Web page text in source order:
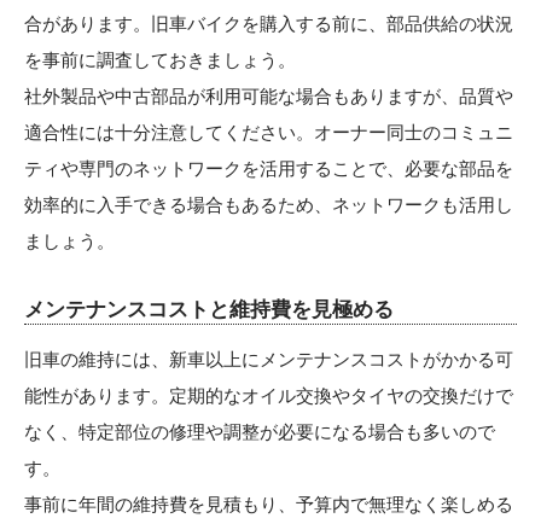
合があります。旧車バイクを購入する前に、部品供給の状況
を事前に調査しておきましょう。
社外製品や中古部品が利用可能な場合もありますが、品質や
適合性には十分注意してください。オーナー同士のコミュニ
ティや専門のネットワークを活用することで、必要な部品を
効率的に入手できる場合もあるため、ネットワークも活用し
ましょう。
メンテナンスコストと維持費を見極める
旧車の維持には、新車以上にメンテナンスコストがかかる可
能性があります。定期的なオイル交換やタイヤの交換だけで
なく、特定部位の修理や調整が必要になる場合も多いので
す。
事前に年間の維持費を見積もり、予算内で無理なく楽しめる